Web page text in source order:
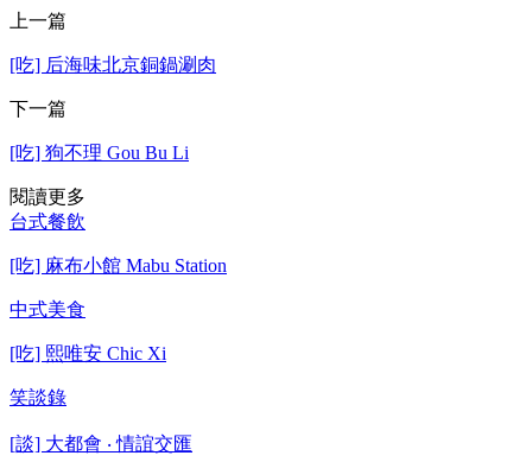
上一篇
[吃] 后海味北京銅鍋涮肉
下一篇
[吃] 狗不理 Gou Bu Li
閱讀更多
台式餐飲
[吃] 麻布小館 Mabu Station
中式美食
[吃] 熙唯安 Chic Xi
笑談錄
[談] 大都會 ‧ 情誼交匯